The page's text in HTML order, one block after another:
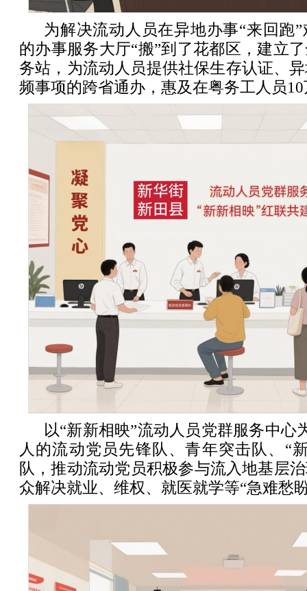
为解决流动人员在异地办事“来回跑
的办事服务大厅“搬”到了花都区，建立
务站，为流动人员提供社保生存认证、
频事项的跨省通办，惠及在粤务工人员
以“新新相映”流动人员党群服务中心
人的流动党员先锋队、青年突击队、“
队，推动流动党员积极参与流入地基层
众解决就业、维权、就医就学等“急难愁